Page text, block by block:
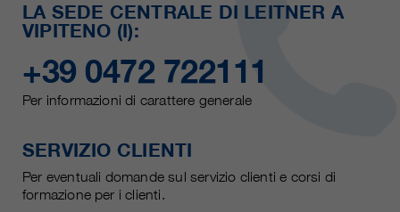
LA SEDE CENTRALE DI LEITNER A
VIPITENO (I):
+39 0472 722111
Per informazioni di carattere generale
SERVIZIO CLIENTI
Per eventuali domande sul servizio clienti e corsi di
formazione per i clienti.